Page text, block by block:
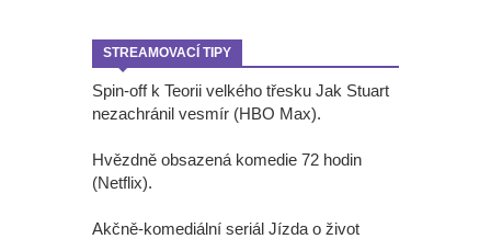
STREAMOVACÍ TIPY
Spin-off k Teorii velkého třesku Jak Stuart
nezachránil vesmír (HBO Max).
Hvězdně obsazená komedie 72 hodin
(Netflix).
Akčně-komediální seriál Jízda o život